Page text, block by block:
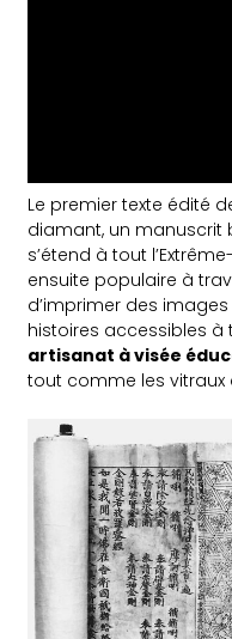
Le premier texte édité
diamant, un manuscrit
s’étend à tout
ensuite populaire à
d’imprimer des
histoires accessibles à
artisanat à visée
tout comme les vitraux